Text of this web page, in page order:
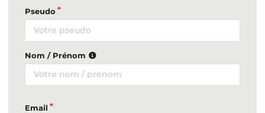
Pseudo
Nom / Prénom
Email